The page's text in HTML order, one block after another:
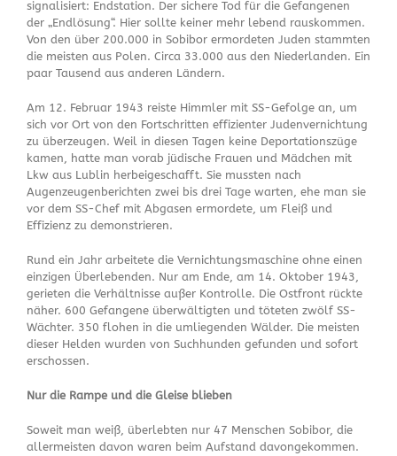
signalisiert: Endstation. Der sichere Tod für die Gefangenen
der „Endlösung“. Hier sollte keiner mehr lebend rauskommen.
Von den über 200.000 in Sobibor ermordeten Juden stammten
die meisten aus Polen. Circa 33.000 aus den Niederlanden. Ein
paar Tausend aus anderen Ländern.
Am 12. Februar 1943 reiste Himmler mit SS-Gefolge an, um
sich vor Ort von den Fortschritten effizienter Judenvernichtung
zu überzeugen. Weil in diesen Tagen keine Deportationszüge
kamen, hatte man vorab jüdische Frauen und Mädchen mit
Lkw aus Lublin herbeigeschafft. Sie mussten nach
Augenzeugenberichten zwei bis drei Tage warten, ehe man sie
vor dem SS-Chef mit Abgasen ermordete, um Fleiß und
Effizienz zu demonstrieren.
Rund ein Jahr arbeitete die Vernichtungsmaschine ohne einen
einzigen Überlebenden. Nur am Ende, am 14. Oktober 1943,
gerieten die Verhältnisse außer Kontrolle. Die Ostfront rückte
näher. 600 Gefangene überwältigten und töteten zwölf SS-
Wächter. 350 flohen in die umliegenden Wälder. Die meisten
dieser Helden wurden von Suchhunden gefunden und sofort
erschossen.
Nur die Rampe und die Gleise blieben
Soweit man weiß, überlebten nur 47 Menschen Sobibor, die
allermeisten davon waren beim Aufstand davongekommen.